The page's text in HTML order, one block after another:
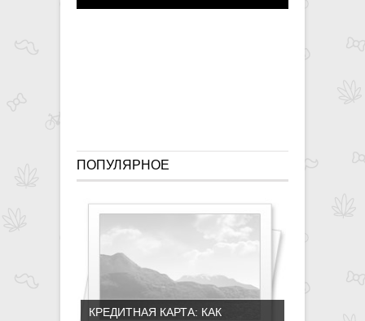
ПОПУЛЯРНОЕ
КРЕДИТНАЯ КАРТА: КАК